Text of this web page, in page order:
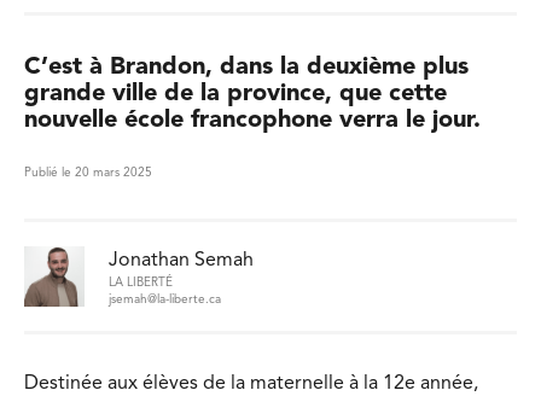
C’est à Brandon, dans la deuxième plus
grande ville de la province, que cette
nouvelle école francophone verra le jour.
Publié le 20 mars 2025
Jonathan Semah
LA LIBERTÉ
jsemah@la-liberte.ca
Destinée aux élèves de la maternelle à la 12e année,